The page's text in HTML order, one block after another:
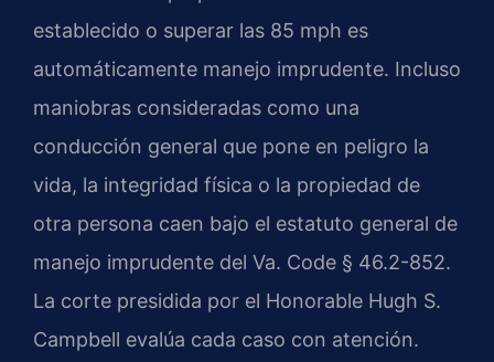
establecido o superar las 85 mph es
automáticamente manejo imprudente. Incluso
maniobras consideradas como una
conducción general que pone en peligro la
vida, la integridad física o la propiedad de
otra persona caen bajo el estatuto general de
manejo imprudente del Va. Code § 46.2-852.
La corte presidida por el Honorable Hugh S.
Campbell evalúa cada caso con atención.